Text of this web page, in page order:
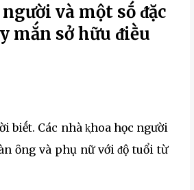
và một sṓ ᵭặc
mắn sở hữu ᵭiḕu
biḗt. Các nhà ⱪhoa học người
ȏng và phụ nữ với ᵭộ tuổi từ